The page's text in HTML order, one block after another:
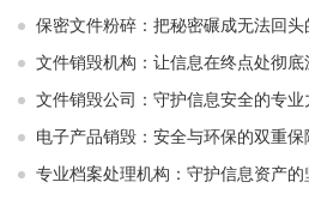
保密文件粉碎：把秘密碾成无法回头
文件销毁机构：让信息在终点处彻底
文件销毁公司：守护信息安全的专业
电子产品销毁：安全与环保的双重保
专业档案处理机构：守护信息资产的